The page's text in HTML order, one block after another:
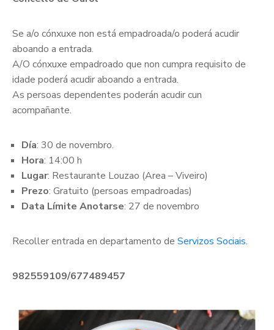
Se a/o cónxuxe non está empadroada/o poderá acudir
aboando a entrada.
A/O cónxuxe empadroado que non cumpra requisito de
idade poderá acudir aboando a entrada.
As persoas dependentes poderán acudir cun
acompañante.
Día: 30 de novembro.
Hora: 14:00 h
Lugar: Restaurante Louzao (Area – Viveiro)
Prezo: Gratuito (persoas empadroadas)
Data Límite Anotarse: 27 de novembro
Recoller entrada en departamento de Servizos Sociais.
982559109/677489457